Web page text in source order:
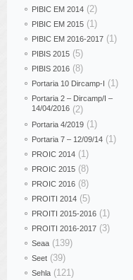
PIBIC EM 2014 (2)
PIBIC EM 2015 (1)
PIBIC EM 2016-2017 (1)
PIBIS 2015 (5)
PIBIS 2016 (8)
Portaria 10 Dircamp-I (1)
Portaria 2 – Dircamp/I –
14/04/2016 (2)
Portaria 4/2019 (1)
Portaria 7 – 12/09/14 (1)
PROIC 2014 (1)
PROIC 2015 (8)
PROIC 2016 (8)
PROITI 2014 (5)
PROITI 2015-2016 (1)
PROITI 2016-2017 (3)
Seaa (139)
Seet (39)
Sehla (121)